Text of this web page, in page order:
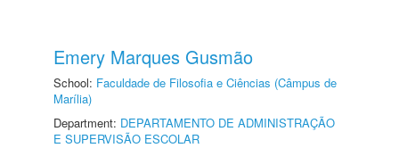
Emery Marques Gusmão
School: Faculdade de Filosofia e Ciências (Câmpus de
Marília)
Department: DEPARTAMENTO DE ADMINISTRAÇÃO
E SUPERVISÃO ESCOLAR